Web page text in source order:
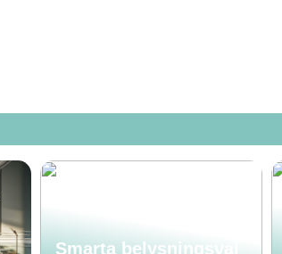
Smarta belysningsval